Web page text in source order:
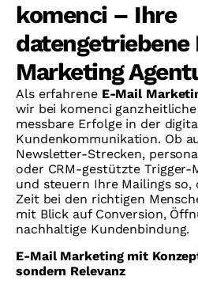
komenci – Ihre
datengetriebene
Marketing
Als erfahrene E-Mail
wir bei komenci
messbare Erfolge in der
Kundenkommunikation. Ob
Newsletter-Strecken,
oder CRM-gestützte Trigger-
und steuern Ihre Mailings so,
Zeit bei den richtigen
mit Blick auf Conversion,
nachhaltige Kundenbindung.
E-Mail Marketing mit
sondern Relevanz